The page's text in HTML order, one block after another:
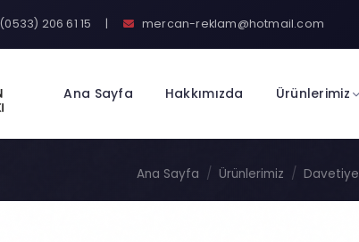
(0533) 206 61 15 | mercan-reklam@hotmail.com
Ana Sayfa Hakkımızda Ürünlerimiz
Ana Sayfa Ürünlerimiz